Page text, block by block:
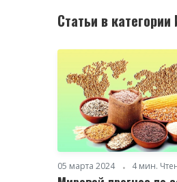
Статьи в
05 марта 2024 4 мин.